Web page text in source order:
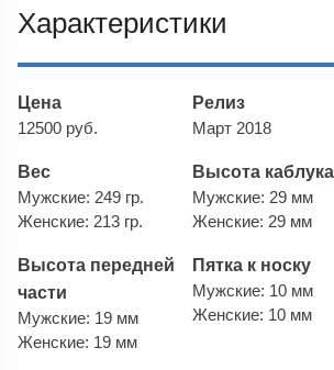
Характеристики
Цена
12500 руб.
Релиз
Март 2018
Вес
Мужские: 249 гр.
Женские: 213 гр.
Высота каблука
Мужские: 29 мм
Женские: 29 мм
Высота передней
части
Мужские: 19 мм
Женские: 19 мм
Пятка к носку
Мужские: 10 мм
Женские: 10 мм